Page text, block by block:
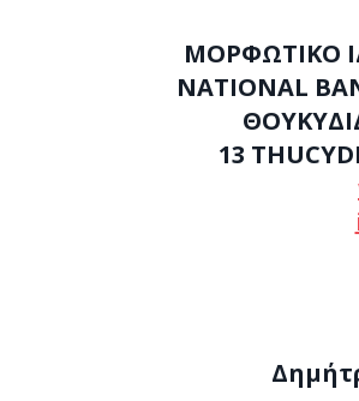
ΜΟΡΦΩΤΙΚΟ
NATIONAL B
13